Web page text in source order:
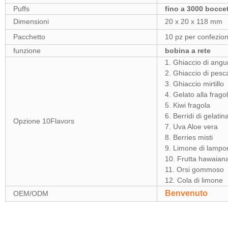
Puffs
fino a 3000
Dimensioni
20 x 20 x 118 mm
Pacchetto
10 pz per
funzione
bobina a rete
Opzione 10Flavors
1. Ghiaccio di
2. Ghiaccio di
3. Ghiaccio mirtillo
4. Gelato alla
5. Kiwi fragola
6. Berridi di
7. Uva Aloe vera
8. Berries misti
9. Limone di
10. Frutta
11. Orsi gommoso
12. Cola di limone
OEM/ODM
Benvenuto